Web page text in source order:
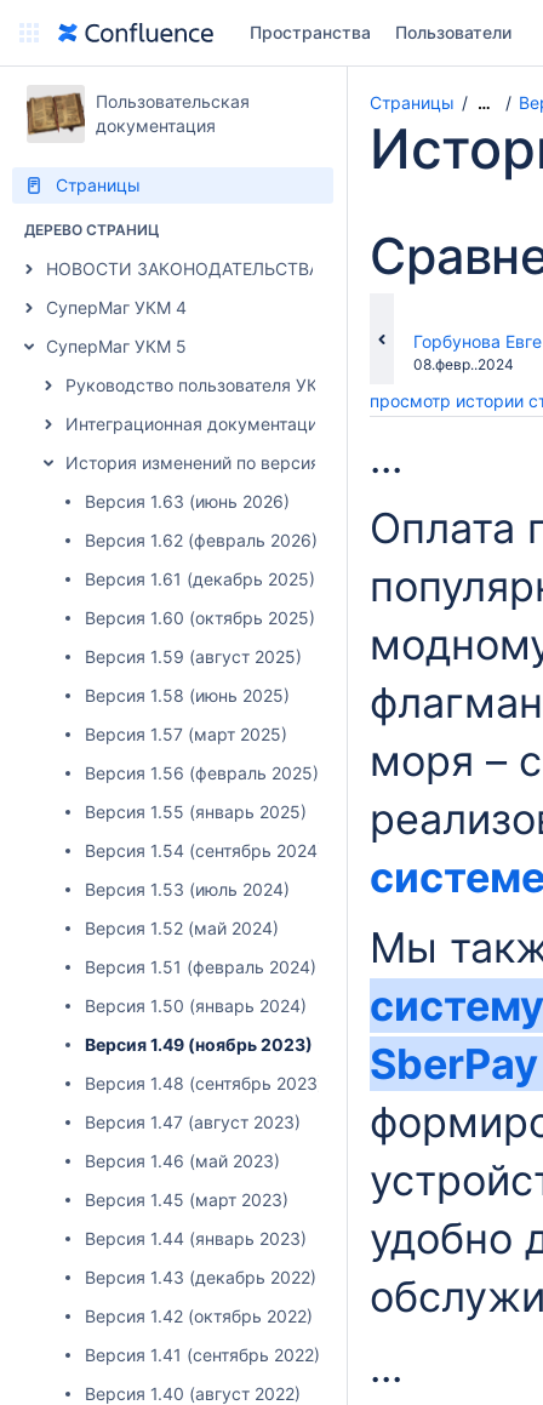
Пространства Пользователи
Пользовательская
документация
Страницы
ДЕРЕВО СТРАНИЦ
НОВОСТИ ЗАКОНОДАТЕЛЬСТВА
СуперМаг УКМ 4
СуперМаг УКМ 5
Руководство пользователя УКМ 5
Интеграционная документация УКМ 5
История изменений по версиям УКМ 5
Версия 1.63 (июнь 2026)
Версия 1.62 (февраль 2026)
Версия 1.61 (декабрь 2025)
Версия 1.60 (октябрь 2025)
Версия 1.59 (август 2025)
Версия 1.58 (июнь 2025)
Версия 1.57 (март 2025)
Версия 1.56 (февраль 2025)
Версия 1.55 (январь 2025)
Версия 1.54 (сентябрь 2024)
Версия 1.53 (июль 2024)
Версия 1.52 (май 2024)
Версия 1.51 (февраль 2024)
Версия 1.50 (январь 2024)
Версия 1.49 (ноябрь 2023)
Версия 1.48 (сентябрь 2023)
Версия 1.47 (август 2023)
Версия 1.46 (май 2023)
Версия 1.45 (март 2023)
Версия 1.44 (январь 2023)
Версия 1.43 (декабрь 2022)
Версия 1.42 (октябрь 2022)
Версия 1.41 (сентябрь 2022)
Версия 1.40 (август 2022)
Страницы …
Горбунова
Сохранено
08.февр..2024
просмотр истории
...
Оплата
моря –
Мы
SberPay
удобно
...